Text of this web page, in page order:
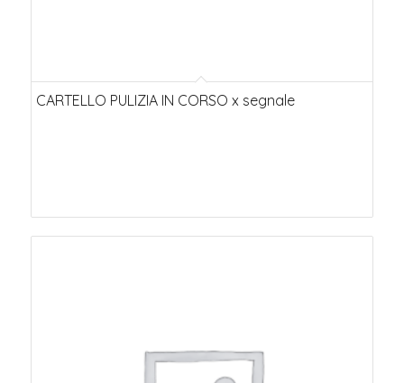
CARTELLO PULIZIA IN CORSO x segnale